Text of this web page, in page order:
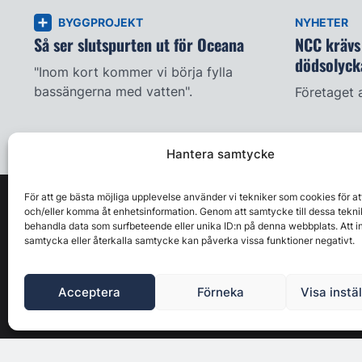
Hantera samtycke
För att ge bästa möjliga upplevelse använder vi tekniker som cookies för
och/eller komma åt enhetsinformation. Genom att samtycke till dessa
behandla data som surfbeteende eller unika ID:n på denna webbplats. Att
samtycka eller återkalla samtycke kan påverka vissa funktioner negativt.
Acceptera Förneka Visa
BYGGPROJEKT
Så ser slutspurten ut för Oceana
"Inom kort kommer vi börja fylla
bassängerna med vatten".
NYHETER
NCC
Företaget